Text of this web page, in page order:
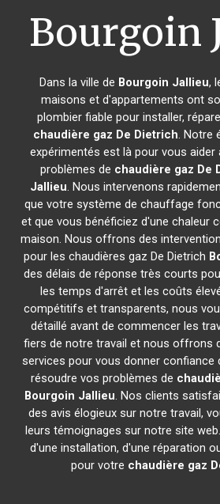
Bourgoin
Dans la ville de Bourgoin Jallieu,
maisons et d'appartements ont
plombier fiable pour installer,
chaudière gaz De Dietrich. Notre
expérimentés est là pour vous
problèmes de chaudière gaz De
Jallieu. Nous intervenons
que votre système de chauffage
et que vous bénéficiez d'une chaleur
maison. Nous offrons des
pour les chaudières gaz De Dietrich
des délais de réponse très courts
les temps d'arrêt et les coûts
compétitifs et transparents, nous
détaillé avant de commencer les
fiers de notre travail et nous offrons
services pour vous donner confiance
résoudre vos problèmes de
Bourgoin Jallieu. Nos clients
des avis élogieux sur notre travail,
leurs témoignages sur notre site
d'une installation, d'une réparation
pour votre chaudière gaz